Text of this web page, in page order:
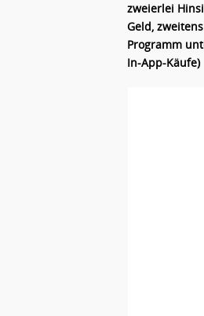
zweierlei
Geld,
Programm
In-App-Käufe)